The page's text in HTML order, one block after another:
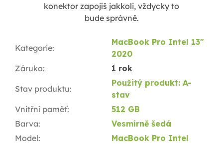
konektor zapojíš jakkoli, vždycky to
bude správně.
Kategorie:
MacBook Pro Intel 13"
2020
Záruka: 1 rok
Stav produktu:
Použitý produkt: A-
stav
Vnitřní paměť:
512 GB
Barva:
Vesmírně šedá
Model:
MacBook Pro Intel